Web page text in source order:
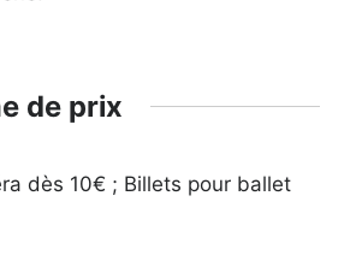
de prix
dès 10€ ; Billets pour ballet